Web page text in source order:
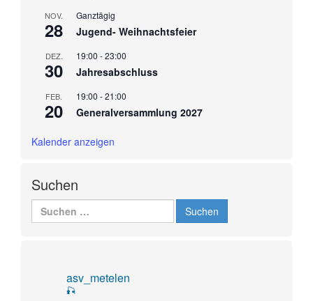
NOV.
28
Ganztägig
Jugend- Weihnachtsfeier
DEZ.
30
19:00 -23:00
Jahresabschluss
FEB.
20
19:00 -21:00
Generalversammlung 2027
Kalender anzeigen
Suchen
nach:
asv_metelen
🎣